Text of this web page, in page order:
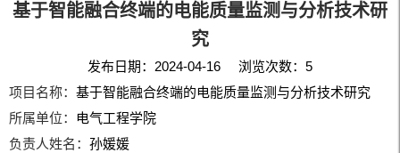
基于智能融合终端的电能质量监测与分析技术研
究
发布日期：2024-04-16 浏览次数： 5
项目名称：基于智能融合终端的电能质量监测与分析技术研究
所属单位： 电气工程学院
负责人姓名：孙媛媛